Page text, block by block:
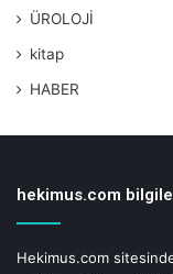
ÜROLOJİ
kitap
HABER
hekimus.com
Hekimus.com